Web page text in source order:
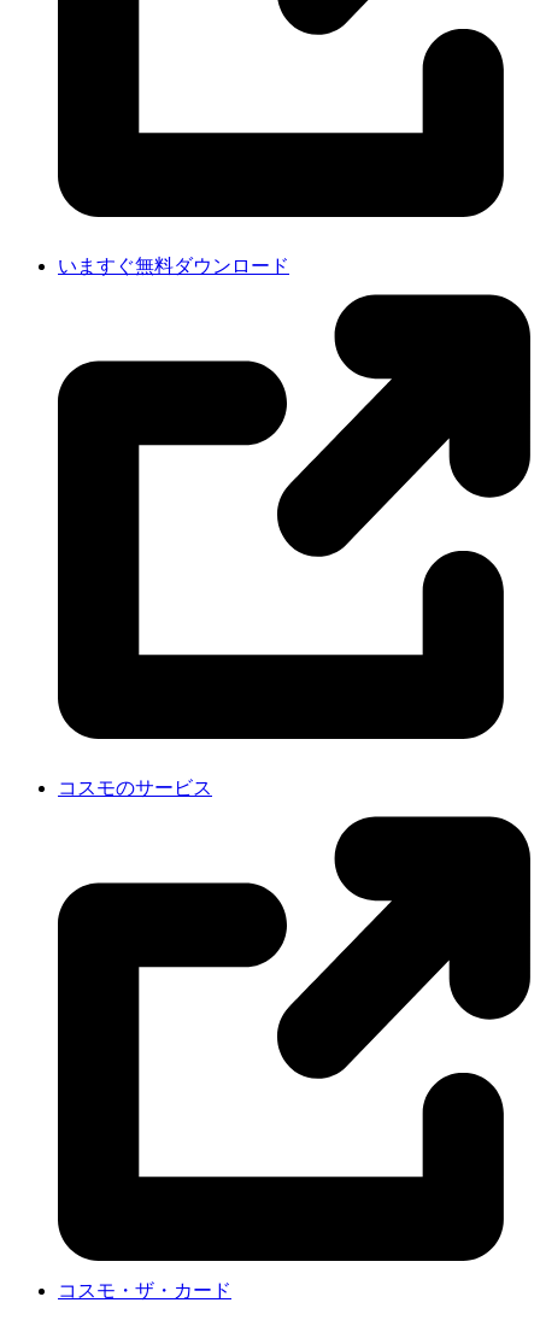
いますぐ無料ダウンロード
コスモのサービス
コスモ・ザ・カード